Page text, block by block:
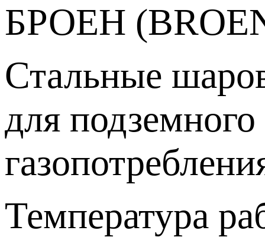
БРОЕН
Стальные
для подземного
Температура